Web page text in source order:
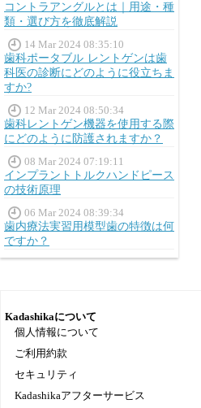
コントラアングルとは｜用途・種
類・選び方を徹底解説
14 Mar 2024 08:35:10
歯科ポータブル レントゲンは歯
科医の診断にどのように役立ちま
すか?
12 Mar 2024 08:50:34
歯科レントゲン機器を使用する際
にどのように防護されますか？
08 Mar 2024 07:19:11
インプラントトルクハンドピース
の技術原理
06 Mar 2024 08:39:34
歯内療法実習用模型歯の特徴は何
ですか？
Kadashikaについて
個人情報について
ご利用約款
セキュリティ
Kadashikaアフターサービス